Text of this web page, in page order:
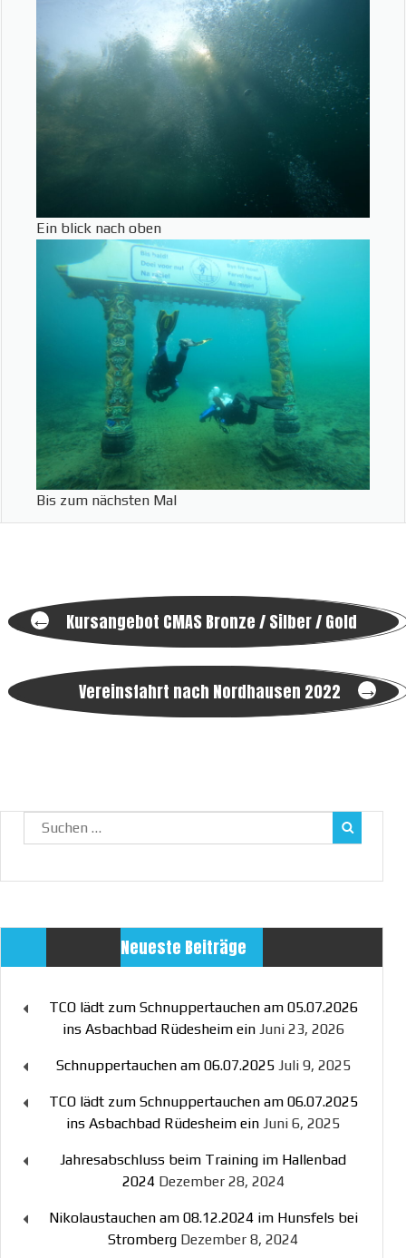
Ein blick nach oben
Bis zum nächsten Mal
Post
navigation
← Kursangebot CMAS Bronze / Silber / Gold
Vereinsfahrt nach Nordhausen 2022 →
Suchen
nach:
Neueste Beiträge
TCO lädt zum Schnuppertauchen am 05.07.2026
ins Asbachbad Rüdesheim ein Juni 23, 2026
Schnuppertauchen am 06.07.2025 Juli 9, 2025
TCO lädt zum Schnuppertauchen am 06.07.2025
ins Asbachbad Rüdesheim ein Juni 6, 2025
Jahresabschluss beim Training im Hallenbad
2024 Dezember 28, 2024
Nikolaustauchen am 08.12.2024 im Hunsfels bei
Stromberg Dezember 8, 2024